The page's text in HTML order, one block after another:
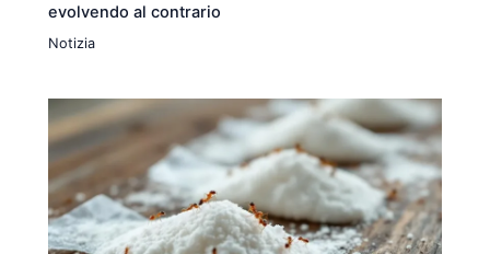
evolvendo al contrario
Notizia